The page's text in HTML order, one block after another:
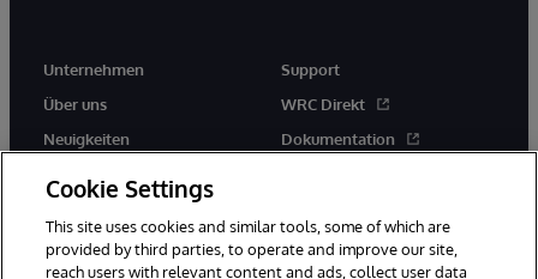
Unternehmen
Über uns
Neuigkeiten
Support
WRC Direkt
Dokumentation
Cookie Settings
This site uses cookies and similar tools, some of which are
provided by third parties, to operate and improve our site,
reach users with relevant content and ads, collect user data